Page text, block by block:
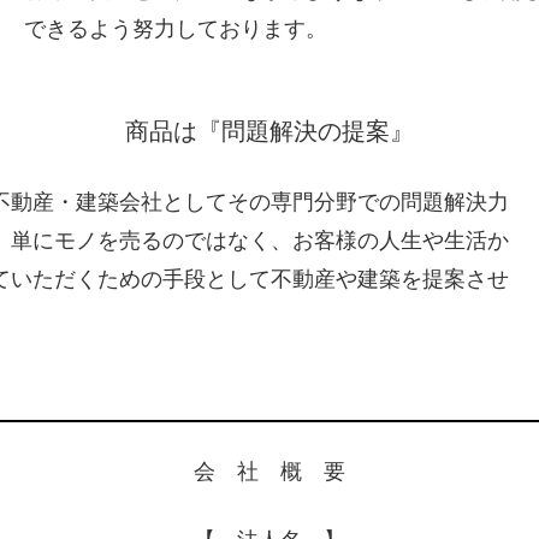
できるよう努力しております。
商品は『問題解決の提案』
産・建築会社としてその専門分野での問題解決力
にモノを売るのではなく、お客様の人生や生活か
ただくための手段として不動産や建築を提案させ
会 社 概 要